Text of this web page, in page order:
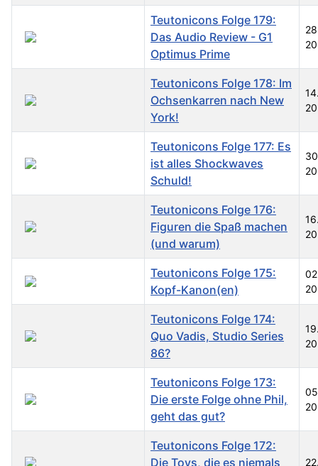
Teutonicons Folge 179:
Das Audio Review - G1
Optimus Prime
Teutonicons Folge 178: Im
Ochsenkarren nach New
York!
Teutonicons Folge 177: Es
ist alles Shockwaves
Schuld!
Teutonicons Folge 176:
Figuren die Spaß machen
(und warum)
Teutonicons Folge 175:
Kopf-Kanon(en)
Teutonicons Folge 174:
Quo Vadis, Studio Series
86?
Teutonicons Folge 173:
Die erste Folge ohne Phil,
geht das gut?
Teutonicons Folge 172:
Die Toys, die es niemals